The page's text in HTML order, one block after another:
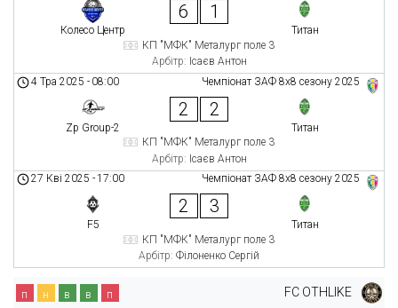
Колесо Центр
6 1
Титан
КП "МФК" Металург поле 3
Арбітр: Ісаєв Антон
Чемпіонат ЗАФ 8x8 сезону 2025
4 Тра 2025 - 08:00
Zp Group-2
2 2
Титан
КП "МФК" Металург поле 3
Арбітр: Ісаєв Антон
Чемпіонат ЗАФ 8x8 сезону 2025
27 Кві 2025 -17:00
F5
2 3
Титан
КП "МФК" Металург поле 3
Арбітр: Філоненко Сергій
FC OTHLIKE
п н в в п